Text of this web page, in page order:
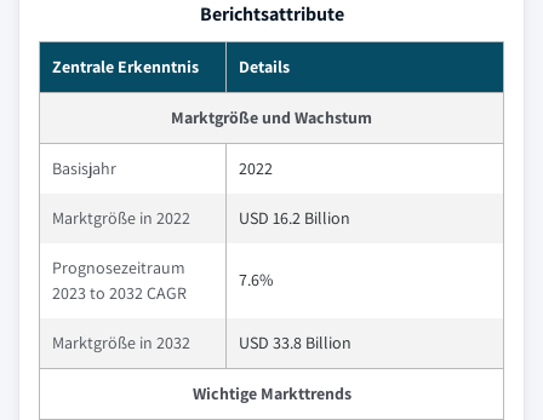
Berichtsattribute
Zentrale Erkenntnis Details
Marktgröße und Wachstum
Basisjahr 2022
Marktgröße in 2022 USD 16.2 Billion
Prognosezeitraum
2023 to 2032 CAGR
7.6%
Marktgröße in 2032 USD 33.8 Billion
Wichtige Markttrends